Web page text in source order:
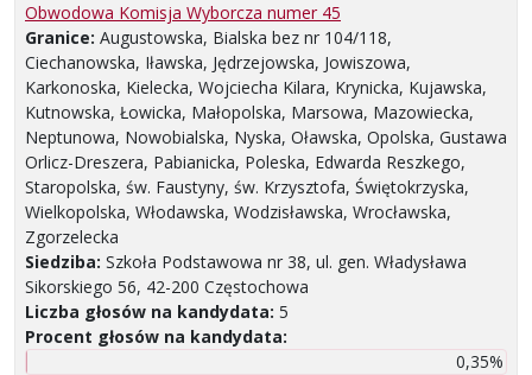
Obwodowa Komisja Wyborcza numer 45
Granice: Augustowska, Bialska bez nr 104/118,
Ciechanowska, Iławska, Jędrzejowska, Jowiszowa,
Karkonoska, Kielecka, Wojciecha Kilara, Krynicka, Kujawska,
Kutnowska, Łowicka, Małopolska, Marsowa, Mazowiecka,
Neptunowa, Nowobialska, Nyska, Oławska, Opolska, Gustawa
Orlicz-Dreszera, Pabianicka, Poleska, Edwarda Reszkego,
Staropolska, św. Faustyny, św. Krzysztofa, Świętokrzyska,
Wielkopolska, Włodawska, Wodzisławska, Wrocławska,
Zgorzelecka
Siedziba: Szkoła Podstawowa nr 38, ul. gen. Władysława
Sikorskiego 56, 42-200 Częstochowa
Liczba głosów na kandydata: 5
Procent głosów na kandydata:
0,35%